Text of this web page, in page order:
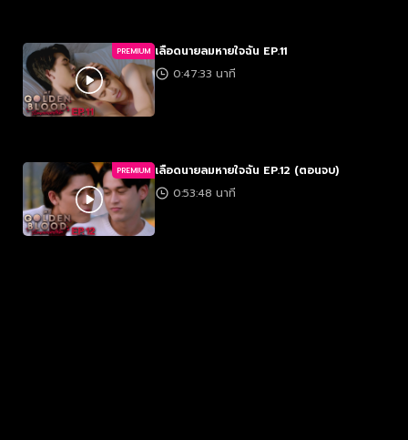
PREMIUM เลือดนายลมหายใจฉัน EP.11
0:47:33 นาที
PREMIUM เลือดนายลมหายใจฉัน EP.12 (ตอนจบ)
0:53:48 นาที